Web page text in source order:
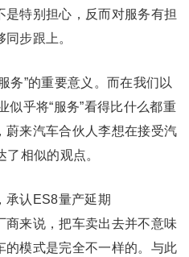
特别担心，反而对服务有担
步跟上。
务”的重要意义。而在我们以
似乎将“服务”看得比什么都重
蔚来汽车合伙人李想在接受汽
相似的观点。
承认ES8量产延期
来说，把车卖出去并不意味
的模式是完全不一样的。与此